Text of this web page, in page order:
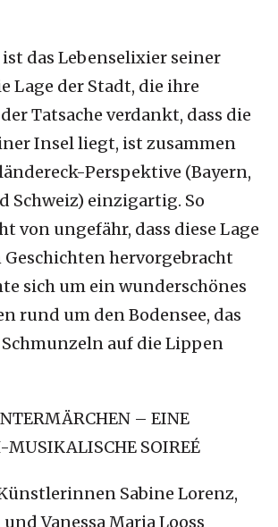
ist das Lebenselixier seiner
Lage der Stadt, die ihre
Tatsache verdankt, dass die
Insel liegt, ist zusammen
Perspektive (Bayern,
Schweiz) einzigartig. So
von ungefähr, dass diese Lage
Geschichten hervorgebracht
sich um ein wunderschönes
rund um den Bodensee, das
auf die Lippen
– EINE
MUSIKALISCHE SOIREÉ
Sabine Lorenz,
Vanessa Maria Looss